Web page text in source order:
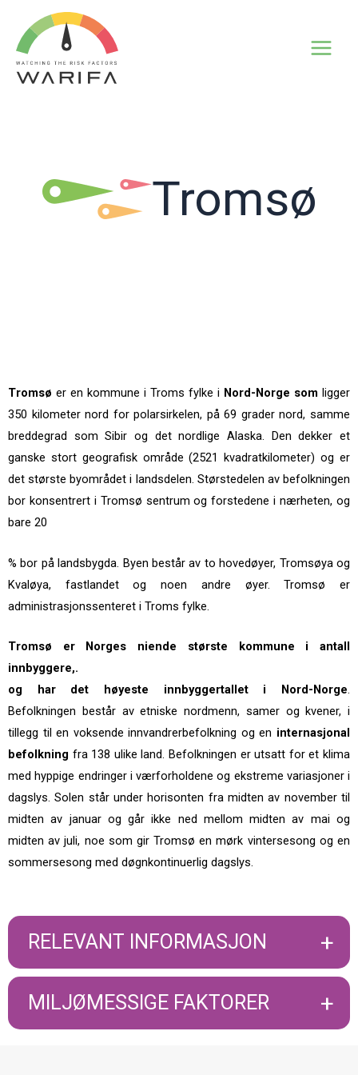
Tromsø
Tromsø er en kommune i Troms fylke i Nord-Norge som ligger
350 kilometer nord for polarsirkelen, på 69 grader nord, samme
breddegrad som Sibir og det nordlige Alaska. Den dekker et
ganske stort geografisk område (2521 kvadratkilometer) og er
det største byområdet i landsdelen. Størstedelen av befolkningen
bor konsentrert i Tromsø sentrum og forstedene i nærheten, og
bare 20
% bor på landsbygda. Byen består av to hovedøyer, Tromsøya og
Kvaløya, fastlandet og noen andre øyer. Tromsø er
administrasjonssenteret i Troms fylke.
Tromsø er Norges niende største kommune i antall
innbyggere,.
og har det høyeste innbyggertallet i Nord-Norge.
Befolkningen består av etniske nordmenn, samer og kvener, i
tillegg til en voksende innvandrerbefolkning og en internasjonal
befolkning fra 138 ulike land. Befolkningen er utsatt for et klima
med hyppige endringer i værforholdene og ekstreme variasjoner i
dagslys. Solen står under horisonten fra midten av november til
midten av januar og går ikke ned mellom midten av mai og
midten av juli, noe som gir Tromsø en mørk vintersesong og en
sommersesong med døgnkontinuerlig dagslys.
RELEVANT INFORMASJON
BEFOLKNING Utbredte sykdommer Livsstilsvaner
MILJØMESSIGE FAKTORER